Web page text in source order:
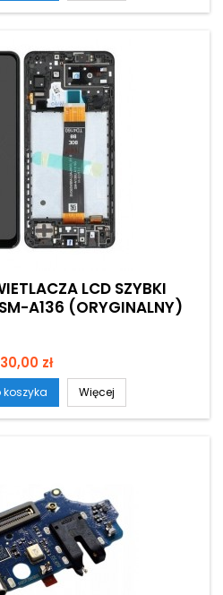
LCD SZYBKI
A136 (ORYGINALNY)
zł
Więcej